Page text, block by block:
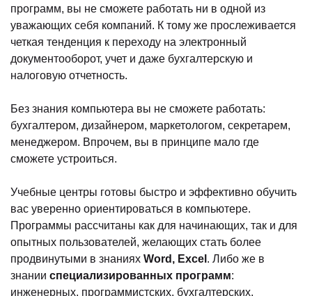
программ, вы не сможете работать ни в одной из
уважающих себя компаний. К тому же прослеживается
четкая тенденция к переходу на электронный
документооборот, учет и даже бухгалтерскую и
налоговую отчетность.
Без знания компьютера вы не сможете работать:
бухгалтером, дизайнером, маркетологом, секретарем,
менеджером. Впрочем, вы в принципе мало где
сможете устроиться.
Учебные центры готовы быстро и эффективно обучить
вас уверенно ориентироваться в компьютере.
Программы рассчитаны как для начинающих, так и для
опытных пользователей, желающих стать более
продвинутыми в знаниях Word , Excel . Либо же в
знании специализированных программ:
инженерных, программистских, бухгалтерских,